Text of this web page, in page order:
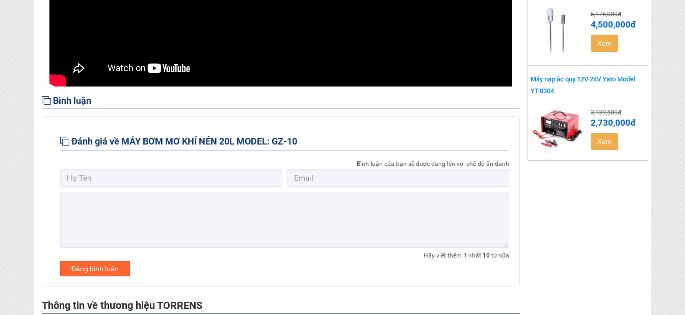
Bình luận
Đánh giá về MÁY BƠM MƠ KHÍ NÉN 20L MODEL: GZ-10
Bình luận của bạn sẽ được đăng lên với chế độ ẩn danh
Hãy viết thêm ít nhất 10 từ nữa
Đăng bình luận
Thông tin về thương hiệu TORRENS
5,175,000đ
4,500,000đ
Xem
Máy nạp ắc quy 12V-24V Yato Model
YT-8304
3,139,500đ
2,730,000đ
Xem